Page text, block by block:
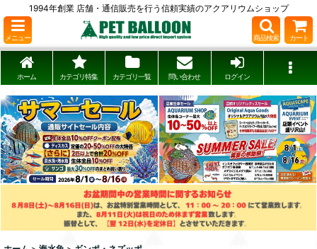
1994年創業 店舗・通信販売を行う信頼実績のアクアリウムショップ
メニュー 商品検索 カート
ホーム カテゴリ特集 カテゴリ一覧 問い合わせ ログイン